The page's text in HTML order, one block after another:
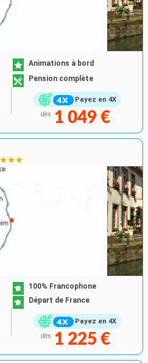
Payez en 4X
Animations à bord
Pension complète
dès 1 049 €
Payez en 4X
100% Francophone
Départ de France
dès 1 225 €